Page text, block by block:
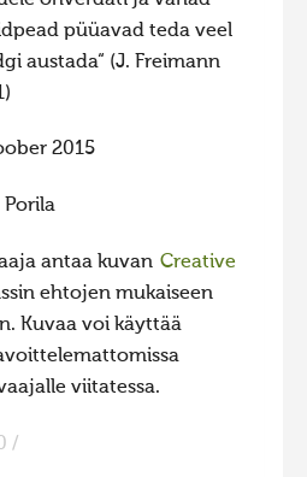
püüavad teda veel
austada“ (J. Freimann
2015
Porila
antaa kuvan Creative
ehtojen mukaiseen
Kuvaa voi käyttää
viitatessa.
/